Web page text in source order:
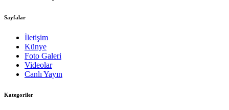
Sayfalar
İletişim
Künye
Foto Galeri
Videolar
Canlı Yayın
Kategoriler